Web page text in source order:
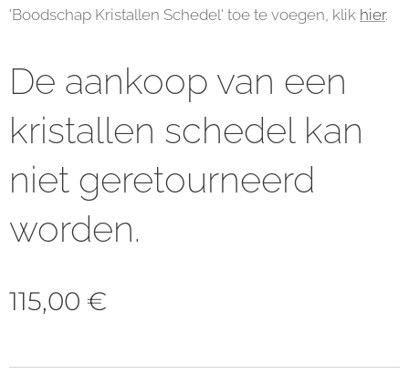
'Boodschap Kristallen Schedel' toe te voegen, klik hier.
De aankoop van een
kristallen schedel kan
niet geretourneerd
worden.
115,00 €